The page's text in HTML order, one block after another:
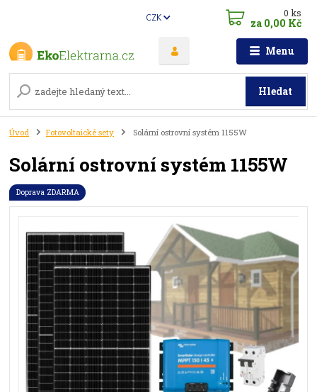
Menu
CZK
Hledat
0ks
za 0,00 Kč
Úvod Fotovoltaické sety Solární ostrovní systém 1155W
Solární ostrovní systém 1155W
Doprava ZDARMA